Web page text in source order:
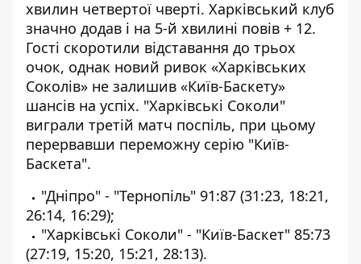
хвилин четвертої чверті. Харківський клуб
значно додав і на 5-й хвилині повів + 12.
Гості скоротили відставання до трьох
очок, однак новий ривок «Харківських
Соколів» не залишив «Київ-Баскету»
шансів на успіх. "Харківські Соколи"
виграли третій матч поспіль, при цьому
перервавши переможну серію "Київ-
Баскета".
"Дніпро" - "Тернопіль" 91:87 (31:23, 18:21,
26:14, 16:29);
"Харківські Соколи" - "Київ-Баскет" 85:73
(27:19, 15:20, 15:21, 28:13).